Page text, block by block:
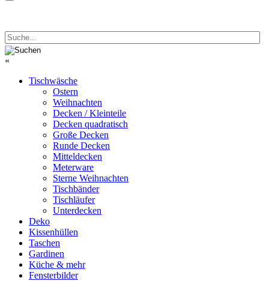
«
Tischwäsche
Ostern
Weihnachten
Decken / Kleinteile
Decken quadratisch
Große Decken
Runde Decken
Mitteldecken
Meterware
Sterne Weihnachten
Tischbänder
Tischläufer
Unterdecken
Deko
Kissenhüllen
Taschen
Gardinen
Küche & mehr
Fensterbilder